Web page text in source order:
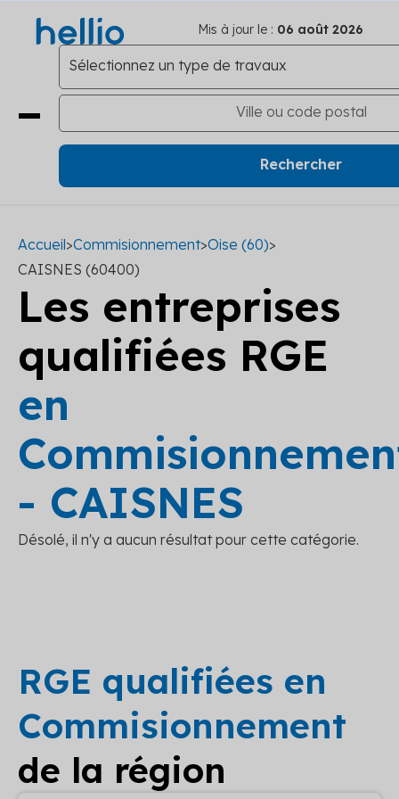
Mis à jour le : 06 août 2026
Accueil>Commisionnement>Oise (60)>
CAISNES (60400)
Les entreprises
qualifiées RGE
en
- CAISNES
Désolé, il n'y a aucun résultat pour cette catégorie.
RGE qualifiées en
Commisionnement
de la région